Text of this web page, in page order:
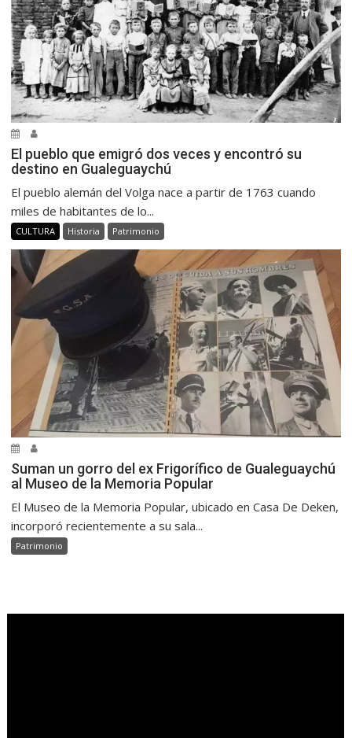
El pueblo que emigró dos veces y encontró su
destino en Gualeguaychú
El pueblo alemán del Volga nace a partir de 1763 cuando
miles de habitantes de lo...
CULTURA Historia Patrimonio
Suman un gorro del ex Frigorífico de Gualeguaychú
al Museo de la Memoria Popular
El Museo de la Memoria Popular, ubicado en Casa De Deken,
incorporó recientemente a su sala...
Patrimonio